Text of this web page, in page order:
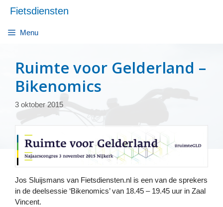
naar
inhoud
Fietsdiensten
Menu
Ruimte voor Gelderland –
Bikenomics
3 oktober 2015
Jos Sluijsmans van Fietsdiensten.nl is een van de sprekers
in de deelsessie ‘Bikenomics’ van 18.45 – 19.45 uur in Zaal
Vincent.